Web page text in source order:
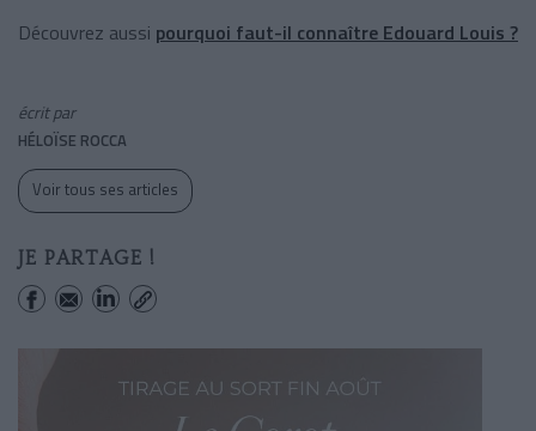
Découvrez aussi pourquoi faut-il connaître Edouard Louis ?
écrit par
HÉLOÏSE ROCCA
Voir tous ses articles
JE PARTAGE !